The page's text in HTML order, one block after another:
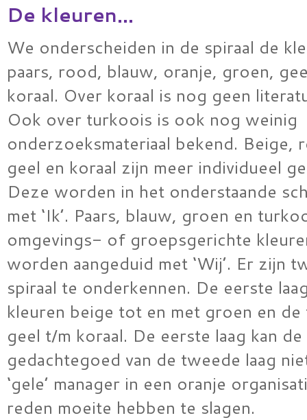
De kleuren…
We onderscheiden in de spiraal de
paars, rood, blauw, oranje, groen,
koraal. Over koraal is nog geen
Ook over turkoois is ook nog weinig
onderzoeksmateriaal bekend. Beige,
geel en koraal zijn meer individueel
Deze worden in het onderstaande
met ‘Ik’. Paars, blauw, groen en
omgevings- of groepsgerichte
worden aangeduid met ‘Wij’. Er zijn
spiraal te onderkennen. De eerste
kleuren beige tot en met groen en de
geel t/m koraal. De eerste laag kan
gedachtegoed van de tweede laag
‘gele’ manager in een oranje
reden moeite hebben te slagen.